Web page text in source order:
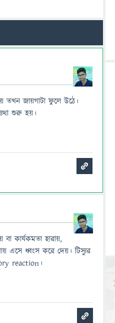
তখন জায়গাটা ফুলে উঠে।
শুরু হয়।
কার্যকমতা হারায়,
এসে ধ্বংস করে দেয়। টিস্যুর
reaction।